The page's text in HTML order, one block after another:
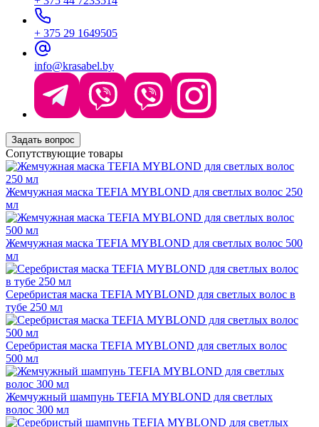
+ 375 29 1649505
info@krasabel.by
Задать вопрос
Сопутствующие товары
Жемчужная маска TEFIA MYBLOND для светлых волос 250
мл
Жемчужная маска TEFIA MYBLOND для светлых волос 500
мл
Серебристая маска TEFIA MYBLOND для светлых волос в
тубе 250 мл
Серебристая маска TEFIA MYBLOND для светлых волос
500 мл
Жемчужный шампунь TEFIA MYBLOND для светлых
волос 300 мл